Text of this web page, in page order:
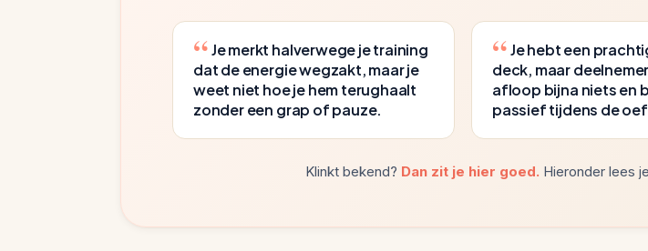
Je merkt halverwege je training
dat de energie wegzakt, maar je
weet niet hoe je hem terughaalt
zonder een grap of pauze.
Je hebt een
deck, maar
afloop bijna niets en
passief tijdens de
Klinkt bekend? Dan zit je hier goed. Hieronder lees